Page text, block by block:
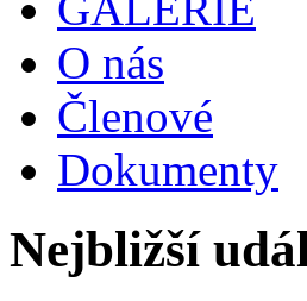
O nás
Členové
Dokumenty
Nejbližší